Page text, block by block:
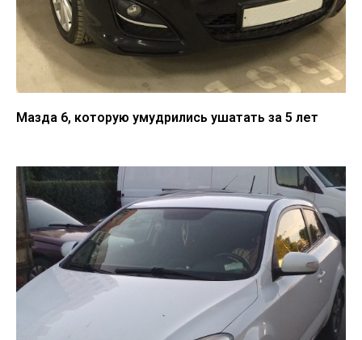
Мазда 6, которую умудрились ушатать за 5 лет